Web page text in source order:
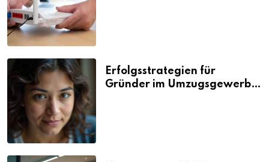
Erfolgsstrategien für
Gründer im Umzugsgewerbe